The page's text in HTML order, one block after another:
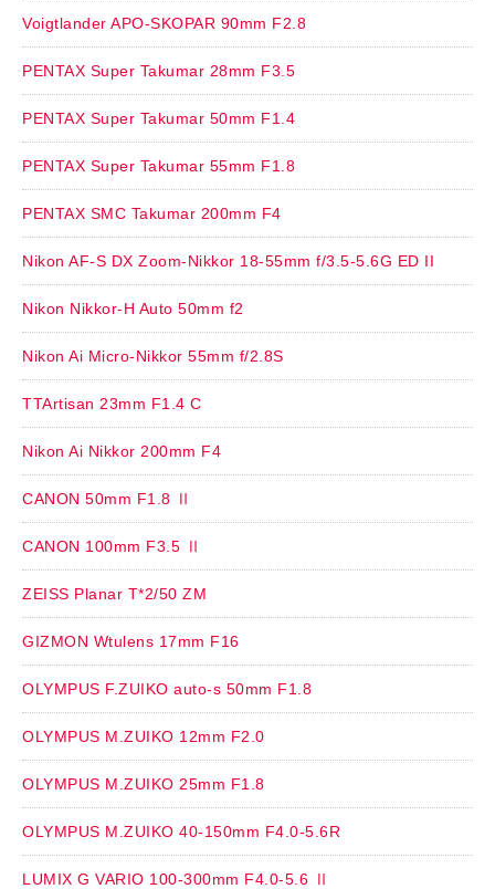
Voigtlander APO-SKOPAR 90mm F2.8
PENTAX Super Takumar 28mm F3.5
PENTAX Super Takumar 50mm F1.4
PENTAX Super Takumar 55mm F1.8
PENTAX SMC Takumar 200mm F4
Nikon AF-S DX Zoom-Nikkor 18-55mm f/3.5-5.6G ED II
Nikon Nikkor-H Auto 50mm f2
Nikon Ai Micro-Nikkor 55mm f/2.8S
TTArtisan 23mm F1.4 C
Nikon Ai Nikkor 200mm F4
CANON 50mm F1.8 Ⅱ
CANON 100mm F3.5 Ⅱ
ZEISS Planar T*2/50 ZM
GIZMON Wtulens 17mm F16
OLYMPUS F.ZUIKO auto-s 50mm F1.8
OLYMPUS M.ZUIKO 12mm F2.0
OLYMPUS M.ZUIKO 25mm F1.8
OLYMPUS M.ZUIKO 40-150mm F4.0-5.6R
LUMIX G VARIO 100-300mm F4.0-5.6 Ⅱ